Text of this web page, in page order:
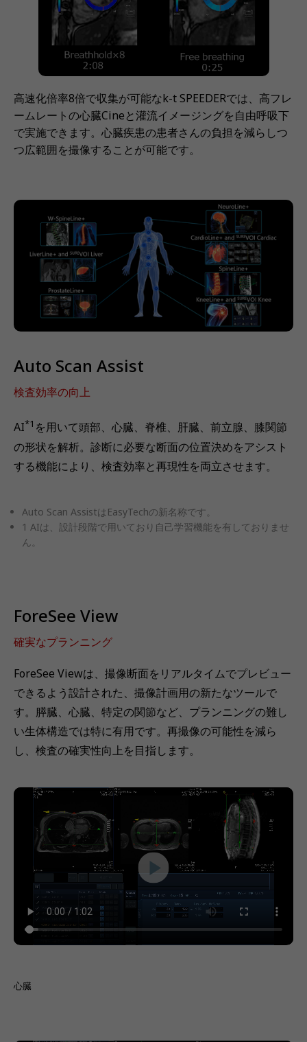
高速化倍率8倍で収集が可能なk-t SPEEDERでは、高フレ
ームレートの心臓Cineと灌流イメージングを自由呼吸下
で実施できます。心臓疾患の患者さんの負担を減らしつ
つ広範囲を撮像することが可能です。
Auto Scan Assist
検査効率の向上
AI*1 を用いて頭部、心臓、脊椎、肝臓、前立腺、膝関節
の形状を解析。診断に必要な断面の位置決めをアシスト
する機能により、検査効率と再現性を両立させます。
Auto Scan AssistはEasyTechの新名称です。
1 AIは、設計段階で用いており自己学習機能を有しておりませ
ん。
ForeSee View
確実なプランニング
ForeSee Viewは、撮像断面をリアルタイムでプレビュー
できるよう設計された、撮像計画用の新たなツールで
す。膵臓、心臓、特定の関節など、プランニングの難し
い生体構造では特に有用です。再撮像の可能性を減ら
し、検査の確実性向上を目指します。
心臓